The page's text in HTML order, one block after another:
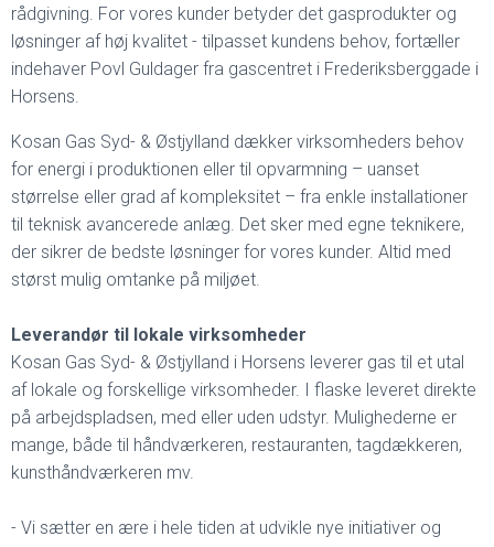
rådgivning. For vores kunder betyder det gasprodukter og
løsninger af høj kvalitet - tilpasset kundens behov, fortæller
indehaver Povl Guldager fra gascentret i Frederiksberggade i
Horsens.
Kosan Gas Syd- & Østjylland dækker virksomheders behov
for energi i produktionen eller til opvarmning – uanset
størrelse eller grad af kompleksitet – fra enkle installationer
til teknisk avancerede anlæg. Det sker med egne teknikere,
der sikrer de bedste løsninger for vores kunder. Altid med
størst mulig omtanke på miljøet.
Leverandør til lokale virksomheder
Kosan Gas Syd- & Østjylland i Horsens leverer gas til et utal
af lokale og forskellige virksomheder. I flaske leveret direkte
på arbejdspladsen, med eller uden udstyr. Mulighederne er
mange, både til håndværkeren, restauranten, tagdækkeren,
kunsthåndværkeren mv.
- Vi sætter en ære i hele tiden at udvikle nye initiativer og